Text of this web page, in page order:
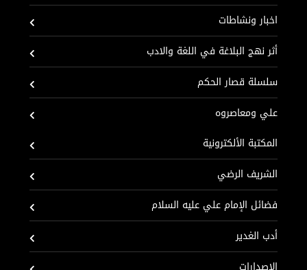
اخبار ونشاطات
أثر نهج البلاغة في اللغة والادب
سلسلة قصار الحكم
علي ومعاصروه
المكتبة الألكترونية
الشريف الرضي
فضائل الإمام علي عليه السلام
أدب الغدير